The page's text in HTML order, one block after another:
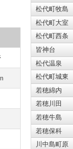
松代町牧島
松代町大室
松代町西条
皆神台
松代温泉
松代町城東
若穂綿内
若穂川田
若穂牛島
若穂保科
川中島町原